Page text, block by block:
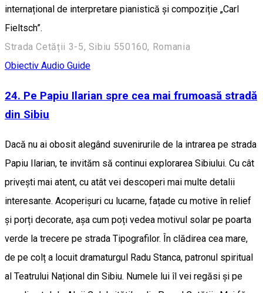
internațional de interpretare pianistică și compoziție „Carl
Fieltsch”.
Strada Cetății 3-5, Sibiu 550160, Romania
Obiectiv Audio Guide
24. Pe Papiu Ilarian spre cea mai frumoasă stradă
din Sibiu
Dacă nu ai obosit alegând suvenirurile de la intrarea pe strada
Papiu Ilarian, te invităm să continui explorarea Sibiului. Cu cât
privești mai atent, cu atât vei descoperi mai multe detalii
interesante. Acoperișuri cu lucarne, fațade cu motive în relief
și porți decorate, așa cum poți vedea motivul solar pe poarta
verde la trecere pe strada Tipografilor. În clădirea cea mare,
de pe colț a locuit dramaturgul Radu Stanca, patronul spiritual
al Teatrului Național din Sibiu. Numele lui îl vei regăsi și pe